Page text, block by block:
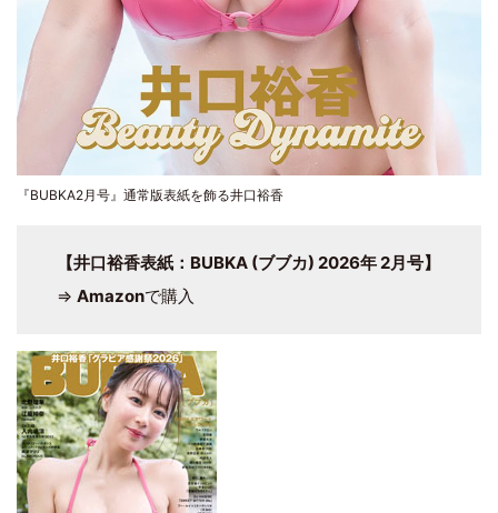
『BUBKA2月号』通常版表紙を飾る井口裕香
【井口裕香表紙：BUBKA (ブブカ) 2026年 2月号】
⇒ Amazonで購入